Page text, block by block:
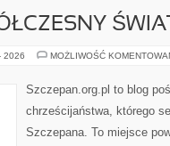
2026 MOŻLIWOŚĆ
Szczepan.org.pl to blog
chrześcijaństwa, którego
Szczepana. To miejsce